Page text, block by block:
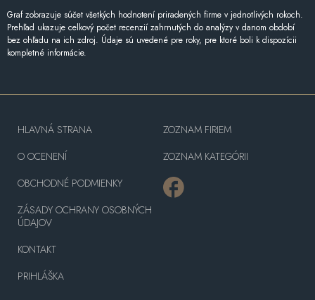
Graf zobrazuje súčet všetkých hodnotení priradených firme v jednotlivých rokoch.
Prehľad ukazuje celkový počet recenzií zahrnutých do analýzy v danom období
bez ohľadu na ich zdroj. Údaje sú uvedené pre roky, pre ktoré boli k dispozícii
kompletné informácie.
HLAVNÁ STRANA
O OCENENÍ
OBCHODNÉ PODMIENKY
ZÁSADY OCHRANY OSOBNÝCH
ÚDAJOV
KONTAKT
PRIHLÁŠKA
ZOZNAM FIRIEM
ZOZNAM KATEGÓRII